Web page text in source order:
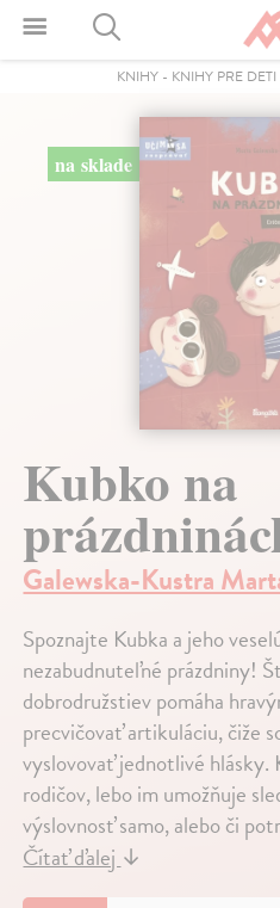
KNIHY - KNIHY PRE DETI
na sklade
Kubko na
Galewska-Kustra
Spoznajte Kubka a jeho
nezabudnuteľné prázdniny!
dobrodružstiev pomáha
precvičovať artikuláciu, čiže
vyslovovať jednotlivé hlásky.
rodičov, lebo im umožňuje
výslovnosť samo, alebo či
Čítať ďalej↓